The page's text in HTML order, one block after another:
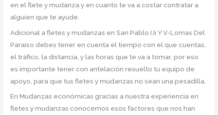
en el flete y mudanza y en cuanto te va a costar contratar a
alguien que te ayude.
Adicional a fletes y mudanzas en San Pablo I,Ii Y V-Lomas Del
Paraiso debes tener en cuenta el tiempo con el que cuentas,
el tráfico, la distancia, y las horas que te va a tomar, por eso
es importante tener con antelación resuelto tu equipo de
apoyo, para que tus fletes y mudanzas no sean una pesadilla.
En Mudanzas económicas gracias a nuestra experiencia en
fletes y mudanzas conocemos esos factores que nos han